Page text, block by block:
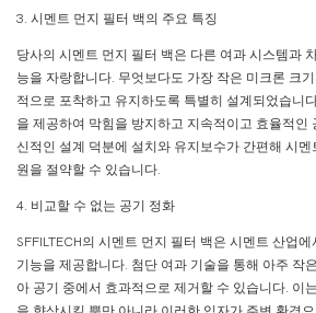
3. 시멘트 먼지 필터 백의 주요 특징
당사의 시멘트 먼지 필터 백은 다른 여과 시스템과
능을 자랑합니다. 무엇보다도 가장 작은 미크론 크
적으로 포착하고 유지하도록 특별히 설계되었습니
을 제공하여 막힘을 방지하고 지속적이고 효율적인
신적인 설계 덕분에 설치와 유지보수가 간편해 시
원을 절약할 수 있습니다.
4. 비교할 수 없는 공기 정화
SFFILTECH의 시멘트 먼지 필터 백은 시멘트 산업
기능을 제공합니다. 첨단 여과 기술을 통해 아주 작
아 공기 중에서 효과적으로 제거할 수 있습니다. 이